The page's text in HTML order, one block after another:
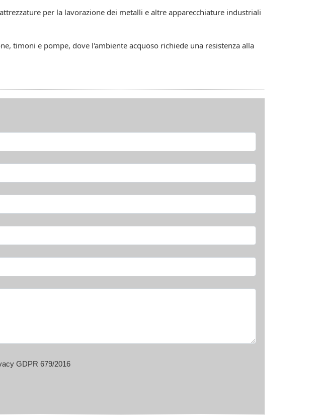
per la lavorazione dei metalli e altre apparecchiature industriali
timoni e pompe, dove l'ambiente acquoso richiede una resistenza alla
GDPR 679/2016